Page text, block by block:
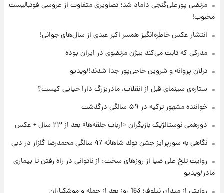
۲۱ ساعت پیش
فال قهوه روزانه دوشنبه ۱۹ مرداد ماه ۱۴۰۵
فال روزانه واقعی دوشنبه ۱۹ مرداد ۱۴۰۵
۱ روز پیش
شد
مرتضی پورعلی‌گنجی داماد شد؛ تصاویری متفاوت از عروسی فوتبالیست
محبوب!
انتشار عکس خاطره‌انگیز همسر اکبر عبدی از سال‌های جوانی!
مدرکی که ثابت می‌کند بیژن مرتضوی در ایران بوده
ترلان پروانه و شروین حاجی‌پور جدا شدند!/ویدیو
ستاره‌ی سینمای قبل از انقلاب، مادربزرگ دارا حیایی کیست؟
خواننده مشهور ترکیه در ۵۹ سالگی درگذشت
دورهمی نوستالژیک بازیگران «ارباب حلقه‌ها» بعد از ۲۳ سال + عکس
نگاهی به سورپرایز جشن تولد شاهانه 47 سالگی محمدرضا گلزار در دبی
روایت تلخ علی ضیا از روزهای سخت: از ناتوانی در راه رفتن تا بیماری
مادر/ویدیو